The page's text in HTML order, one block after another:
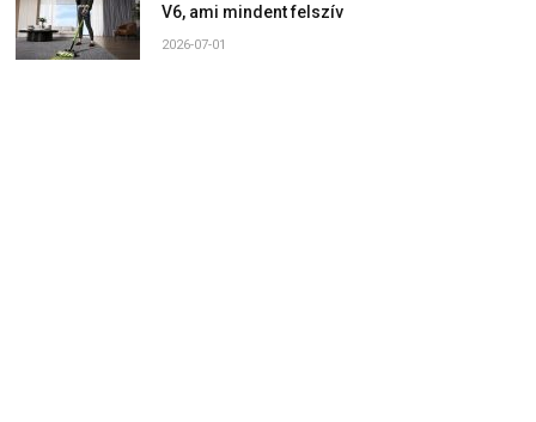
V6, ami mindent felszív
2026-07-01